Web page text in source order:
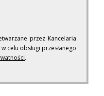
przez Kancelaria
celu obsługi przesłanego
.